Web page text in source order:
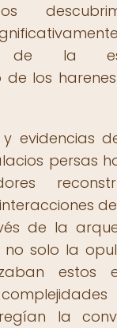
de la
de los
evidencias
persas
de la
solo la
estos
la